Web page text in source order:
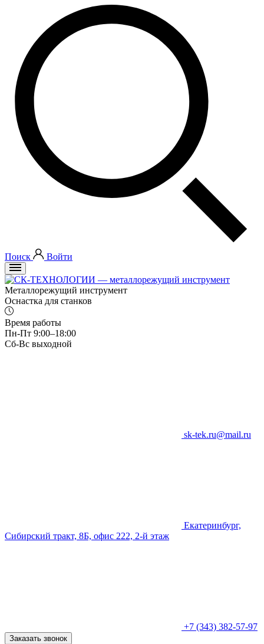
Поиск Войти
Металлорежущий инструмент
Оснастка для станков
Время работы
Пн-Пт 9:00–18:00
Сб-Вс выходной
sk-tek.ru@mail.ru
Екатеринбург,
Сибирский тракт, 8Б, офис 222, 2-й этаж
+7 (343) 382-57-97
Заказать звонок